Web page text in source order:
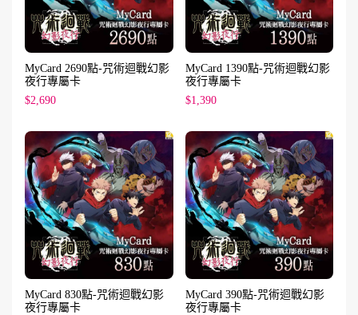
MyCard 2690點-咒術迴戰幻影
夜行專屬卡
$2,690
MyCard 1390點-咒術迴戰幻影
夜行專屬卡
$1,390
MyCard 830點-咒術迴戰幻影
夜行專屬卡
MyCard 390點-咒術迴戰幻影
夜行專屬卡